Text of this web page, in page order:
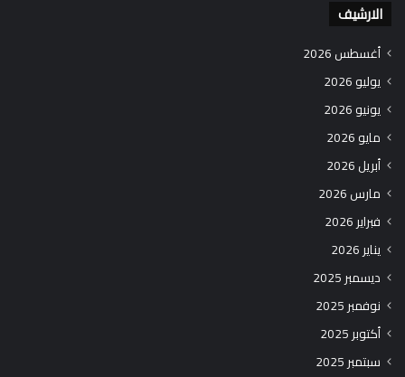
الارشيف
أغسطس 2026
يوليو 2026
يونيو 2026
مايو 2026
أبريل 2026
مارس 2026
فبراير 2026
يناير 2026
ديسمبر 2025
نوفمبر 2025
أكتوبر 2025
سبتمبر 2025